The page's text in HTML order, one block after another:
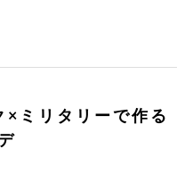
×ミリタリーで作る